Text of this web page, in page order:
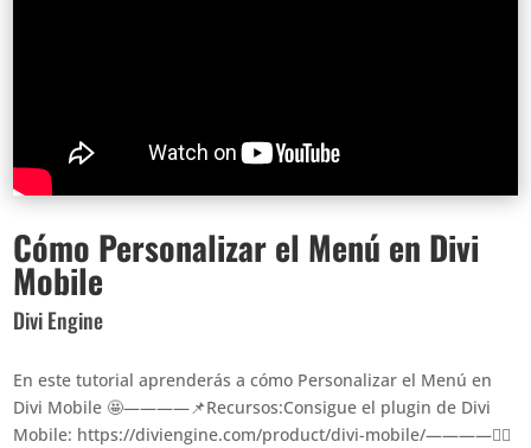
Cómo Personalizar el Menú en Divi
Mobile
Divi Engine
En este tutorial aprenderás a cómo Personalizar el Menú en
Divi Mobile 🤩————📌Recursos:Consigue el plugin de Divi
Mobile: https://diviengine.com/product/divi-mobile/————👉🏻